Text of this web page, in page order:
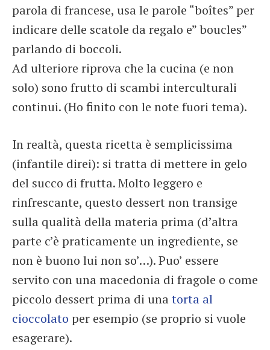
parola di francese, usa le parole “boîtes” per
indicare delle scatole da regalo e” boucles”
parlando di boccoli.
Ad ulteriore riprova che la cucina (e non
solo) sono frutto di scambi interculturali
continui. (Ho finito con le note fuori tema).
In realtà, questa ricetta è semplicissima
(infantile direi): si tratta di mettere in gelo
del succo di frutta. Molto leggero e
rinfrescante, questo dessert non transige
sulla qualità della materia prima (d’altra
parte c’è praticamente un ingrediente, se
non è buono lui non so’…). Puo’ essere
servito con una macedonia di fragole o come
piccolo dessert prima di unatorta al
cioccolato per esempio (se proprio si vuole
esagerare).